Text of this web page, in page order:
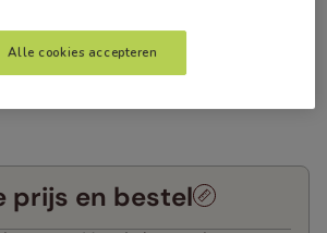
prijs en bestel
Alle cookies accepteren